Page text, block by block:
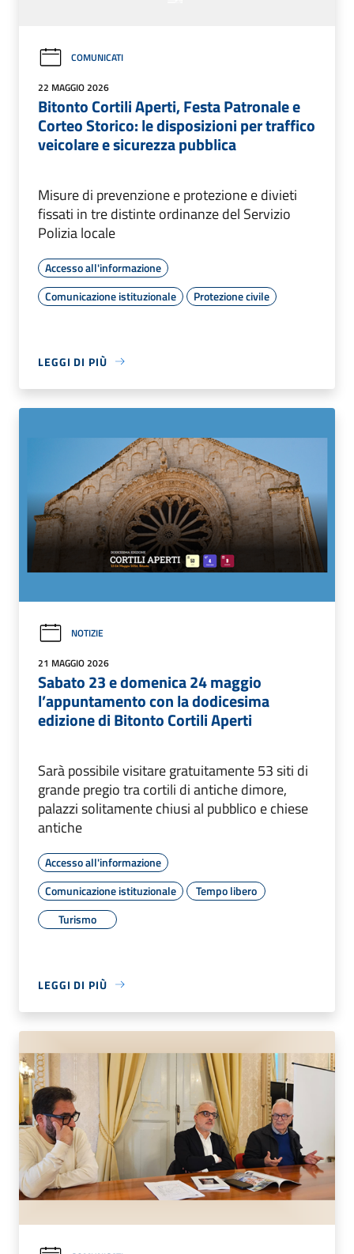
COMUNICATI
22 MAGGIO 2026
Bitonto Cortili Aperti, Festa Patronale e
Corteo Storico: le disposizioni per traffico
veicolare e sicurezza pubblica
Misure di prevenzione e protezione e divieti
fissati in tre distinte ordinanze del Servizio
Polizia locale
Accesso all'informazione
Comunicazione istituzionale
Protezione civile
LEGGI DI PIÙ
NOTIZIE
21 MAGGIO 2026
Sabato 23 e domenica 24 maggio
l’appuntamento con la dodicesima
edizione di Bitonto Cortili Aperti
Sarà possibile visitare gratuitamente 53 siti di
grande pregio tra cortili di antiche dimore,
palazzi solitamente chiusi al pubblico e chiese
antiche
Accesso all'informazione
Comunicazione istituzionale
Tempo libero
Turismo
LEGGI DI PIÙ